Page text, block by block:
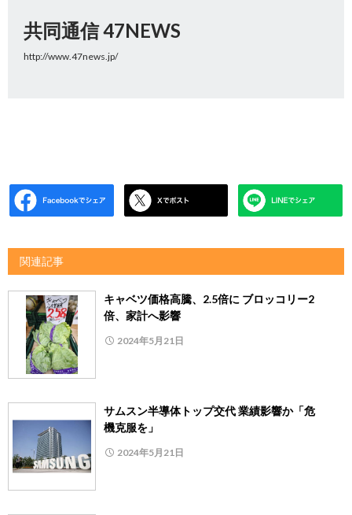
共同通信 47NEWS
http://www.47news.jp/
関連記事
キャベツ価格高騰、2.5倍に ブロッコリー2
倍、家計へ影響
2024年5月21日
サムスン半導体トップ交代 業績影響か「危
機克服を」
2024年5月21日